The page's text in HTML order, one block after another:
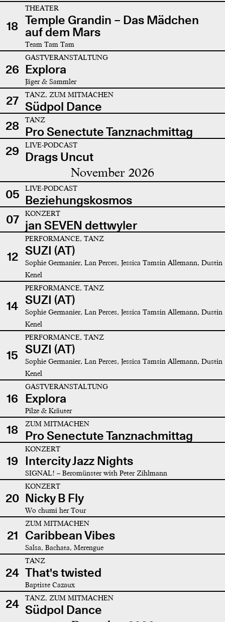
18
THEATER
Temple Grandin – Das Mädchen
auf dem Mars
Team Tam Tam
26
GASTVERANSTALTUNG
Explora
Jäger & Sammler
27 TANZ, ZUM MITMACHEN
Südpol Dance
28
TANZ
Pro Senectute Tanznachmittag
29
LIVE-PODCAST
Drags Uncut
November 2026
05 LIVE-PODCAST
Beziehungskosmos
07
KONZERT
jan SEVEN dettwyler
12
PERFORMANCE, TANZ
SUZI (AT)
Sophie Germanier, Lan Perces, Jessica Tamsin Allemann, Dustin
Kenel
14
PERFORMANCE, TANZ
SUZI (AT)
Sophie Germanier, Lan Perces, Jessica Tamsin Allemann, Dustin
Kenel
15
PERFORMANCE, TANZ
SUZI (AT)
Sophie Germanier, Lan Perces, Jessica Tamsin Allemann, Dustin
Kenel
16
GASTVERANSTALTUNG
Explora
Pilze & Kräuter
18 ZUM MITMACHEN
Pro Senectute Tanznachmittag
19
KONZERT
Intercity Jazz Nights
SIGNAL! – Beromünster with Peter Zihlmann
20
KONZERT
Nicky B Fly
Wo chumi her Tour
21
ZUM MITMACHEN
Caribbean Vibes
Salsa, Bachata, Merengue
24
TANZ
That's twisted
Baptiste Cazaux
24 TANZ, ZUM MITMACHEN
Südpol Dance